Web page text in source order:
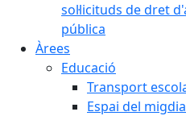
sol·licituds de dret
pública
Àrees
Educació
Transport
Espai del